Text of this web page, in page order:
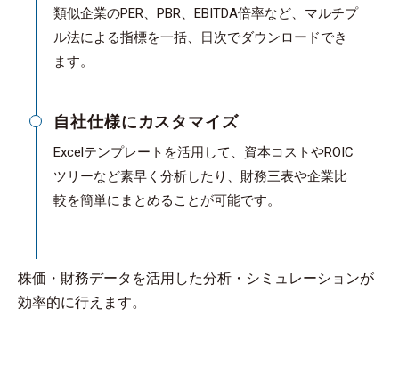
類似企業のPER、PBR、EBITDA倍率など、マルチプ
ル法による指標を一括、日次でダウンロードでき
ます。
自社仕様にカスタマイズ
Excelテンプレートを活用して、資本コストやROIC
ツリーなど素早く分析したり、財務三表や企業比
較を簡単にまとめることが可能です。
株価・財務データを活用した分析・シミュレーションが
効率的に行えます。